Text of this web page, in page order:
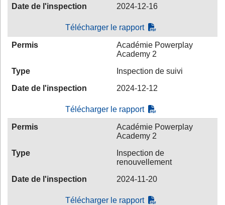
Date de l'inspection
2024-12-16
Télécharger le rapport
Permis
Académie Powerplay
Academy 2
Type
Inspection de suivi
Date de l'inspection
2024-12-12
Télécharger le rapport
Permis
Académie Powerplay
Academy 2
Type
Inspection de
renouvellement
Date de l'inspection
2024-11-20
Télécharger le rapport